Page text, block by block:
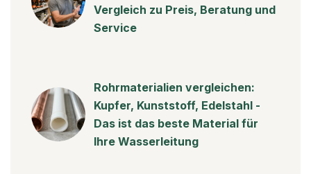
Vergleich zu Preis, Beratung und
Service
Rohrmaterialien vergleichen:
Kupfer, Kunststoff, Edelstahl -
Das ist das beste Material für
Ihre Wasserleitung